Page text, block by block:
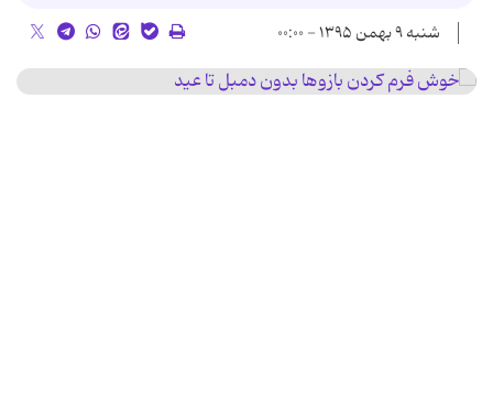
شنبه ۹ بهمن ۱۳۹۵ - ۰۰:۰۰